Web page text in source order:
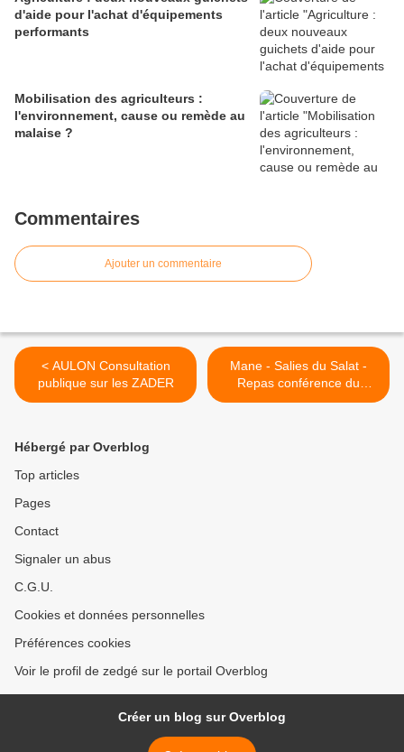
d'aide pour l'achat d'équipements
performants
Mobilisation des agriculteurs :
l'environnement, cause ou remède au
malaise ?
Commentaires
Ajouter un commentaire
< AULON Consultation
publique sur les ZADER
Mane - Salies du Salat -
Repas conférence du
Rotary >
Hébergé par Overblog
Top articles
Pages
Contact
Signaler un abus
C.G.U.
Cookies et données personnelles
Préférences cookies
Voir le profil de zedgé sur le portail Overblog
Créer un blog sur Overblog